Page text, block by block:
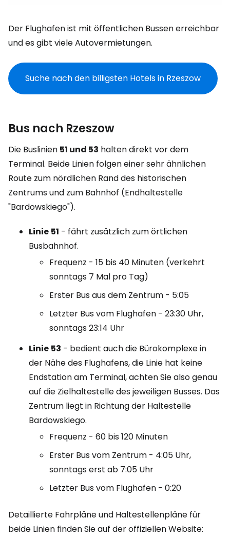
Der Flughafen ist mit öffentlichen Bussen erreichbar
und es gibt viele Autovermietungen.
Suche nach den billigsten Hotels in Rzeszow
Bus nach Rzeszow
Die Buslinien 51 und 53 halten direkt vor dem
Terminal. Beide Linien folgen einer sehr ähnlichen
Route zum nördlichen Rand des historischen
Zentrums und zum Bahnhof (Endhaltestelle
"Bardowskiego").
Linie 51 - fährt zusätzlich zum örtlichen
Busbahnhof.
Frequenz - 15 bis 40 Minuten (verkehrt
sonntags 7 Mal pro Tag)
Erster Bus aus dem Zentrum - 5:05
Letzter Bus vom Flughafen - 23:30 Uhr,
sonntags 23:14 Uhr
Linie 53 - bedient auch die Bürokomplexe in
der Nähe des Flughafens, die Linie hat keine
Endstation am Terminal, achten Sie also genau
auf die Zielhaltestelle des jeweiligen Busses. Das
Zentrum liegt in Richtung der Haltestelle
Bardowskiego.
Frequenz - 60 bis 120 Minuten
Erster Bus vom Zentrum - 4:05 Uhr,
sonntags erst ab 7:05 Uhr
Letzter Bus vom Flughafen - 0:20
Detaillierte Fahrpläne und Haltestellenpläne für
beide Linien finden Sie auf der offiziellen Website: